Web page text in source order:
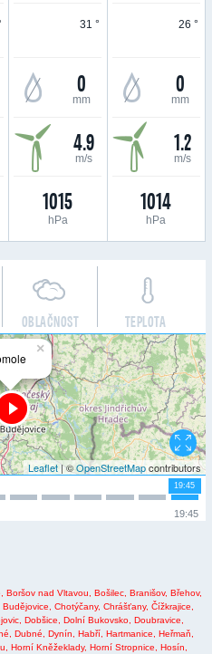
31 °
0
mm
4.9
m/s
1015
hPa
26 °
0
mm
1.2
m/s
1014
hPa
OBLAČNOST TEPLOTA
×
Leaflet| ©OpenStreetMapcontributors
19:45
19:45
Boršov nad Vltavou, Bošilec, Branišov, Břehov,
Chotýčany, Chrášťany, Čížkrajice,
Dobšice, Dolní Bukovsko, Doubravice,
Dubné, Dynín, Habří, Hartmanice,
Heřmaň,
Horní Kněžeklady, Horní Stropnice,
Hosín,